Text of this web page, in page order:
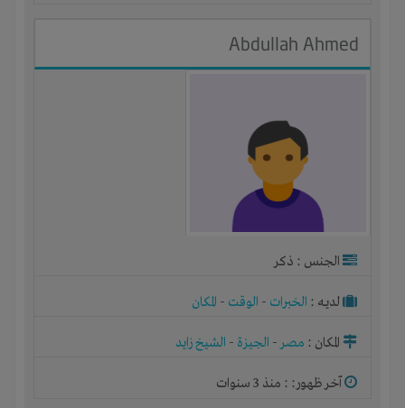
‪Abdullah Ahmed
الجنس : ذكر
لديـه : الخبرات - الوقت - المكان
المكان : مصر- الجيزة - الشيخ زايد
آخر ظهور: : منذ 3 سنوات